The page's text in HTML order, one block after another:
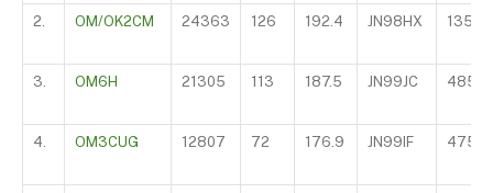
2. OM/OK2CM 24363 126 192.4 JN98HX 1352
3. OM6H 21305 113 187.5 JN99JC 4850
4. OM3CUG 12807 72 176.9 JN99IF 475